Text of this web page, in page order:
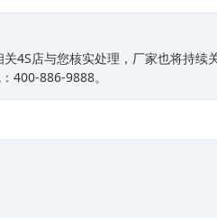
4S店与您核实处理，厂家也将持续
400-886-9888。